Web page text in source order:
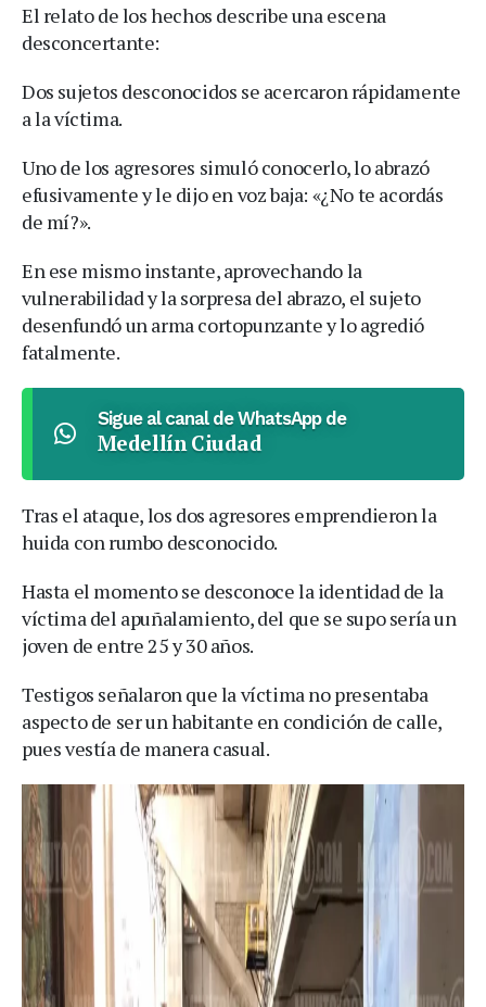
El relato de los hechos describe una escena
desconcertante:
Dos sujetos desconocidos se acercaron rápidamente
a la víctima.
Uno de los agresores simuló conocerlo, lo abrazó
efusivamente y le dijo en voz baja: «¿No te acordás
de mí?».
En ese mismo instante, aprovechando la
vulnerabilidad y la sorpresa del abrazo, el sujeto
desenfundó un arma cortopunzante y lo agredió
fatalmente.
Sigue al canal de WhatsApp de
Medellín Ciudad
Tras el ataque, los dos agresores emprendieron la
huida con rumbo desconocido.
Hasta el momento se desconoce la identidad de la
víctima del apuñalamiento, del que se supo sería un
joven de entre 25 y 30 años.
Testigos señalaron que la víctima no presentaba
aspecto de ser un habitante en condición de calle,
pues vestía de manera casual.